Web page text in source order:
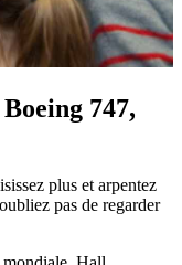
747,
plus et arpentez
pas de regarder